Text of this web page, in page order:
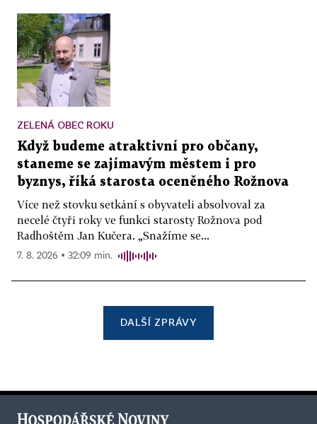
ZELENÁ OBEC ROKU
Když budeme atraktivní pro občany,
staneme se zajímavým městem i pro
byznys, říká starosta oceněného Rožnova
Více než stovku setkání s obyvateli absolvoval za
necelé čtyři roky ve funkci starosty Rožnova pod
Radhoštěm Jan Kučera. „Snažíme se...
7. 8. 2026 ▪ 32:09 min.
DALŠÍ ZPRÁVY